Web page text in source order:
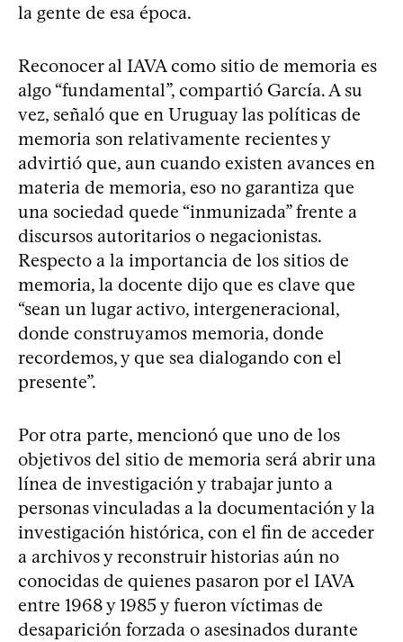
la gente de esa época.
Reconocer al IAVA como sitio de memoria es
algo “fundamental”, compartió García. A su
vez, señaló que en Uruguay las políticas de
memoria son relativamente recientes y
advirtió que, aun cuando existen avances en
materia de memoria, eso no garantiza que
una sociedad quede “inmunizada” frente a
discursos autoritarios o negacionistas.
Respecto a la importancia de los sitios de
memoria, la docente dijo que es clave que
“sean un lugar activo, intergeneracional,
donde construyamos memoria, donde
recordemos, y que sea dialogando con el
presente”.
Por otra parte, mencionó que uno de los
objetivos del sitio de memoria será abrir una
línea de investigación y trabajar junto a
personas vinculadas a la documentación y la
investigación histórica, con el fin de acceder
a archivos y reconstruir historias aún no
conocidas de quienes pasaron por el IAVA
entre 1968 y 1985 y fueron víctimas de
desaparición forzada o asesinados durante